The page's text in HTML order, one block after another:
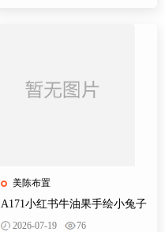
美陈布置
A171小红书牛油果手绘小兔子
小熊狐狸宝宝宴插画森系派对
2026-07-19 76